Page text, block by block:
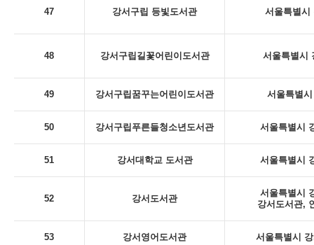
47 강서구립 등빛도서관 서울특별시
48 강서구립길꽃어린이도서관 서울특별시
49 강서구립꿈꾸는어린이도서관 서울특별
50 강서구립푸른들청소년도서관 서울특별시
51 강서대학교 도서관 서울특별시
52 강서도서관
서울특별시
강서도서관,
53 강서영어도서관 서울특별시